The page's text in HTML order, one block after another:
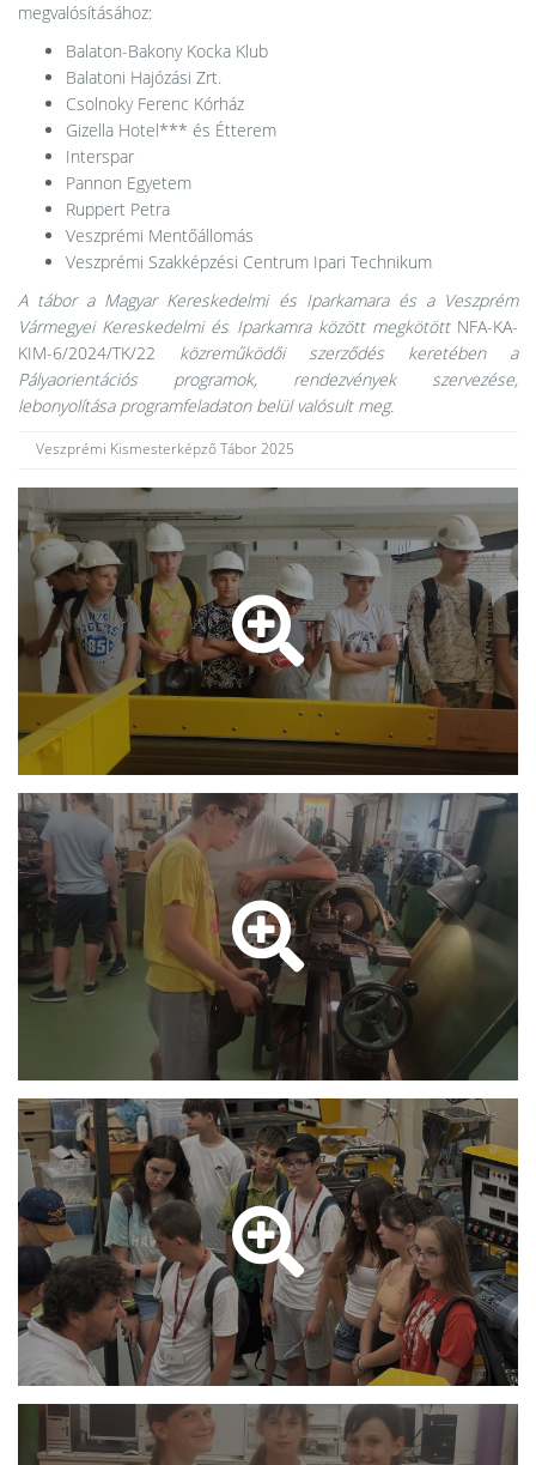
megvalósításához:
Balaton-Bakony Kocka Klub
Balatoni Hajózási Zrt.
Csolnoky Ferenc Kórház
Gizella Hotel*** és Étterem
Interspar
Pannon Egyetem
Ruppert Petra
Veszprémi Mentőállomás
Veszprémi Szakképzési Centrum Ipari Technikum
A tábor a Magyar Kereskedelmi és Iparkamara és a Veszprém
Vármegyei Kereskedelmi és Iparkamra között megkötött NFA-KA-
KIM-6/2024/TK/22 közreműködői szerződés keretében a
Pályaorientációs programok, rendezvények szervezése,
lebonyolítása programfeladaton belül valósult meg.
Veszprémi Kismesterképző Tábor 2025